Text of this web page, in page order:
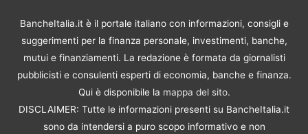
BancheItalia.it è il portale italiano con informazioni, consigli e
suggerimenti per la finanza personale, investimenti, banche,
mutui e finanziamenti. La redazione è formata da giornalisti
pubblicisti e consulenti esperti di economia, banche e finanza.
Qui è disponibile la mappa del sito.
DISCLAIMER: Tutte le informazioni presenti su BancheItalia.it
sono da intendersi a puro scopo informativo e non